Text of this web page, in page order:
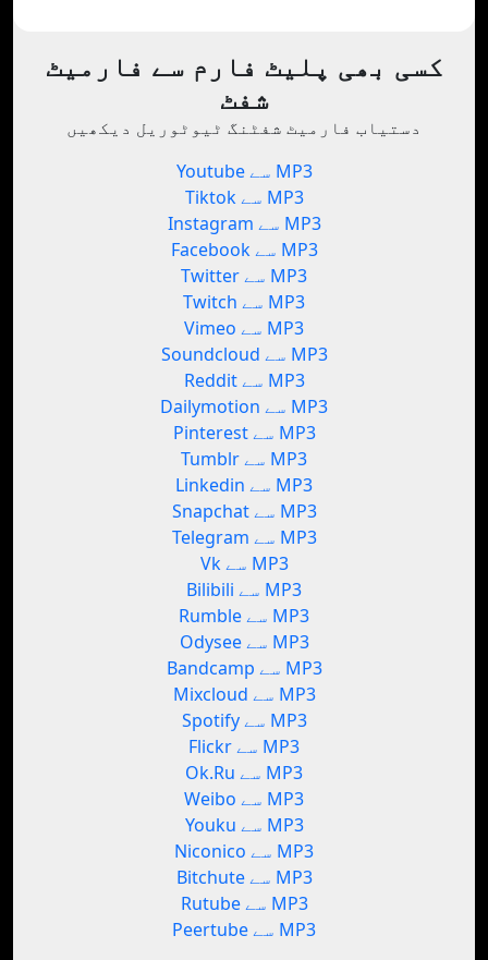
کسی بھی پلیٹ فارم سے فارمیٹ
شفٹ
دستیاب فارمیٹ شفٹنگ ٹیوٹوریل دیکھیں
Youtube سے MP3
Tiktok سے MP3
Instagram سے MP3
Facebook سے MP3
Twitter سے MP3
Twitch سے MP3
Vimeo سے MP3
Soundcloud سے MP3
Reddit سے MP3
Dailymotion سے MP3
Pinterest سے MP3
Tumblr سے MP3
Linkedin سے MP3
Snapchat سے MP3
Telegram سے MP3
Vk سے MP3
Bilibili سے MP3
Rumble سے MP3
Odysee سے MP3
Bandcamp سے MP3
Mixcloud سے MP3
Spotify سے MP3
Flickr سے MP3
Ok.Ru سے MP3
Weibo سے MP3
Youku سے MP3
Niconico سے MP3
Bitchute سے MP3
Rutube سے MP3
Peertube سے MP3